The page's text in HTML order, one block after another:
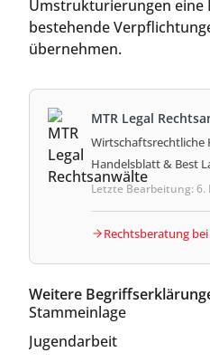
Umstrukturierungen eine
bestehende
übernehmen.
MTR Legal
Wirtschaftsrechtliche
Handelsblatt & Best
Letzte Bearbeitung: 6.
Rechtsberatung
Weitere
Stammeinlage
Jugendarbeit